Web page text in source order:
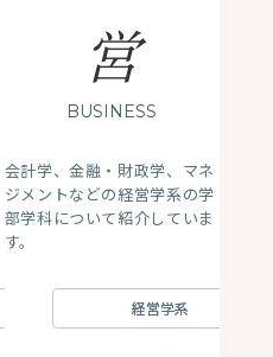
営
BUSINESS
会計学、金融・財政学、マネ
ジメントなどの経営学系の学
部学科について紹介していま
す。
経営学系